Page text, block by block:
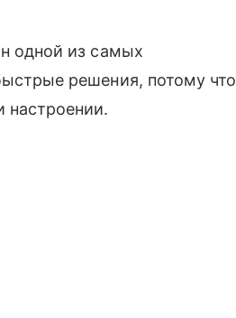
одной из самых
решения, потому что
настроении.